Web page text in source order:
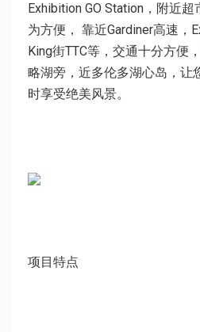
Exhibition GO Station，附近超
为方便 ， 靠近Gardiner高速，
King街TTC等，交通十分方便
略湖旁，近多伦多湖心岛，让
时享受绝美风景。
项目特点